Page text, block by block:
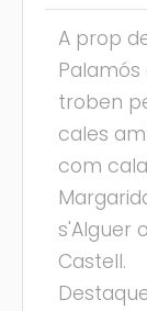
A prop
Palamós
troben
cales
com cala
s'Alguer
Castell.